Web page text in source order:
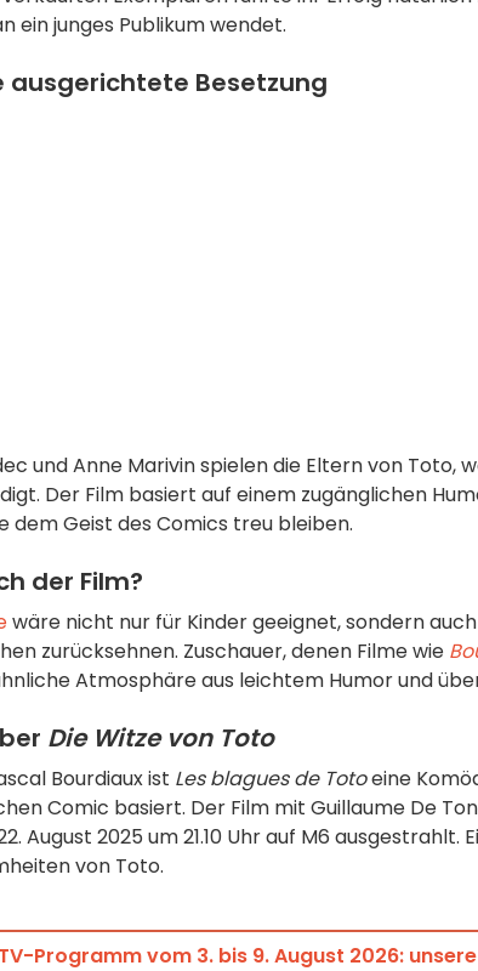
ein junges Publikum wendet.
ausgerichtete Besetzung
und Anne Marivin spielen die Eltern von Toto,
Der Film basiert auf einem zugänglichen
dem Geist des Comics treu bleiben.
der Film?
wäre nicht nur für Kinder geeignet, sondern
zurücksehnen. Zuschauer, denen Filme wie
Atmosphäre aus leichtem Humor und
Die Witze von Toto
Bourdiaux ist Les blagues de Totoeine
Comic basiert. Der Film mit Guillaume De
August 2025 um 21.10 Uhr auf M6 ausgestrahlt.
von Toto.
TV-Programm vom 3. bis 9. August 2026: